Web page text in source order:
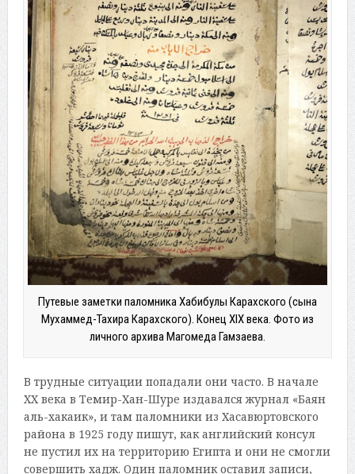
Путевые заметки паломника Хабибулы Карахского (сына
Мухаммед-Тахира Карахского). Конец XIX века. Фото из
личного архива Магомеда Гамзаева.
В трудные ситуации попадали они часто. В начале
XX века в Темир-Хан-Шуре издавался журнал «Баян
аль-хакаик», и там паломники из Хасавюртовского
района в 1925 году пишут, как английский консул
не пустил их на территорию Египта и они не смогли
совершить хадж. Один паломник оставил записи,